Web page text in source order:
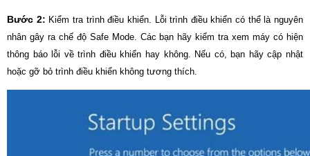
Bước 2: Kiểm tra trình điều khiển. Lỗi trình điều khiển có thể là nguyên
nhân gây ra chế độ Safe Mode. Các bạn hãy kiểm tra xem máy có hiện
thông báo lỗi về trình điều khiển hay không. Nếu có, bạn hãy cập nhật
hoặc gỡ bỏ trình điều khiển không tương thích.